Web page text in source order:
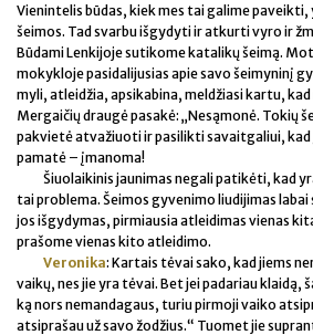
Vienintelis būdas, kiek mes tai galime
šeimos. Tad svarbu išgydyti ir atkurti vyro ir
Būdami Lenkijoje sutikome katalikų šeimą.
mokykloje pasidalijusias apie savo šeimyninį
myli, atleidžia, apsikabina, meldžiasi kartu,
Mergaičių draugė pasakė: „Nesąmonė. Tokių
pakvietė atvažiuoti ir pasilikti savaitgaliui,
pamatė – įmanoma!
Šiuolaikinis jaunimas negali patikėti, kad
tai problema. Šeimos gyvenimo liudijimas
jos išgydymas, pirmiausia atleidimas vienas
prašome vienas kito atleidimo.
Veronika: Kartais tėvai sako, kad jiems
vaikų, nes jie yra tėvai. Bet jei padariau klaidą,
ką nors nemandagaus, turiu pirmoji vaiko
atsiprašau už savo žodžius.“ Tuomet jie